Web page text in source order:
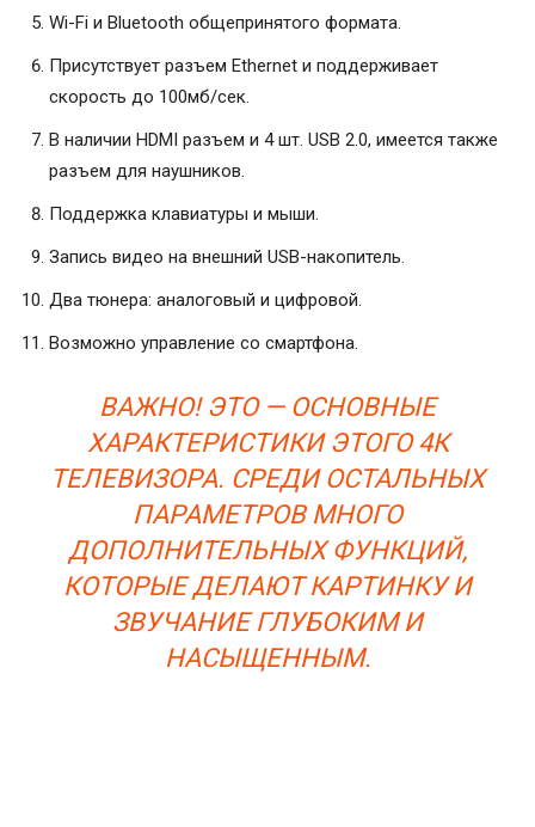
Wi-Fi и Bluetooth общепринятого формата.
Присутствует разъем Ethernet и поддерживает
скорость до 100мб/сек.
В наличии HDMI разъем и 4 шт. USB 2.0, имеется также
разъем для наушников.
Поддержка клавиатуры и мыши.
Запись видео на внешний USB-накопитель.
Два тюнера: аналоговый и цифровой.
Возможно управление со смартфона.
ВАЖНО! ЭТО — ОСНОВНЫЕ
ХАРАКТЕРИСТИКИ ЭТОГО 4К
ТЕЛЕВИЗОРА. СРЕДИ ОСТАЛЬНЫХ
ПАРАМЕТРОВ МНОГО
ДОПОЛНИТЕЛЬНЫХ ФУНКЦИЙ,
КОТОРЫЕ ДЕЛАЮТ КАРТИНКУ И
ЗВУЧАНИЕ ГЛУБОКИМ И
НАСЫЩЕННЫМ.